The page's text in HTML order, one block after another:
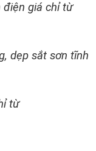
điện giá chỉ từ
dẹp sắt sơn tĩnh
từ